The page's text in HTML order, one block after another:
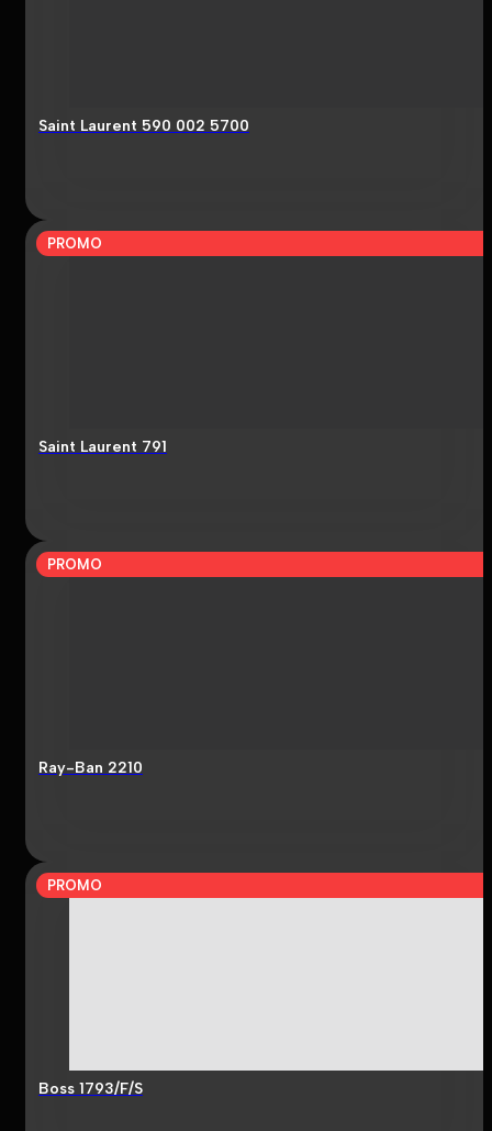
Saint Laurent 590 002 5700
PROMO
Saint Laurent 791
PROMO
Ray-Ban 2210
PROMO
Boss 1793/F/S